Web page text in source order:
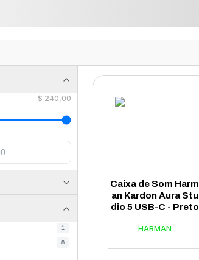
$ 240,00
1
8
Caixa de Som Harm
an Kardon Aura Stu
dio 5 USB-C - Preto
HARMAN